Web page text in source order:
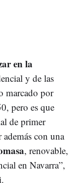
en la
y de las
marcado por
pero es que
de primer
con una
, renovable,
en Navarra”,